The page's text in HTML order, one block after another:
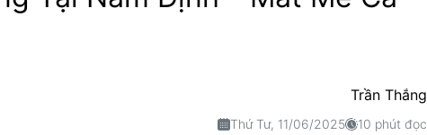
Trần Thắng
Thứ Tư, 11/06/2025 10 phút đọc